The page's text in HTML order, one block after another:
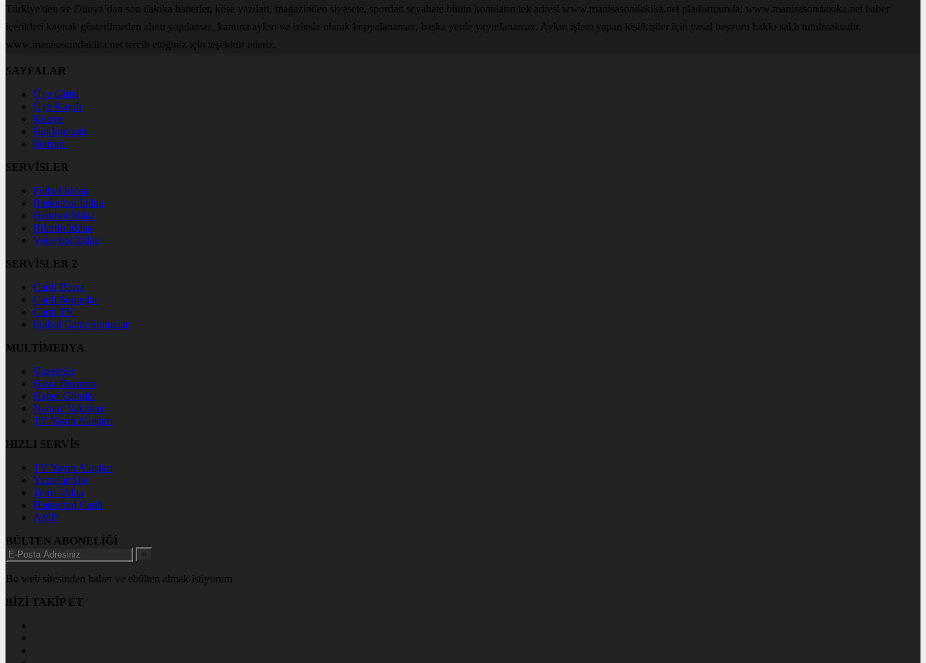
Türkiye'den ve Dünya’dan son dakika haberler, köşe yazıları, magazinden siyasete, spordan seyahate bütün konuların tek adresi www.manisasondakika.net platformunda; www.manisasondakika.net haber
içerikleri kaynak gösterilmeden alıntı yapılamaz, kanuna aykırı ve izinsiz olarak kopyalanamaz, başka yerde yayınlanamaz. Aykırı işlem yapan kişi/kişiler için yasal başvuru hakkı saklı tutulmaktadır.
www.manisasondakika.net tercih ettiğiniz için teşekkür ederiz.
SAYFALAR
Üye Girişi
Üye Kaydı
Künye
Hakkımızda
İletişim
SERVİSLER
Futbol İddaa
Basketbol İddaa
Hentbol İddaa
Bilardo İddaa
Voleybol İddaa
SERVİSLER 2
Canlı Borsa
Canlı Sonuçlar
Canlı TV
Futbol Canlı Sonuçlar
MULTİMEDYA
Gazeteler
Hava Durumu
Haber Gönder
Namaz Vakitleri
TV Yayın Akışları
HIZLI SERVİS
TV Yayın Akışları
Yazarlar Site
Tenis İddaa
Basketbol Canlı
AMP
BÜLTEN ABONELİĞİ
+
Bu web sitesinden haber ve ebülten almak istiyorum
BİZİ TAKİP ET